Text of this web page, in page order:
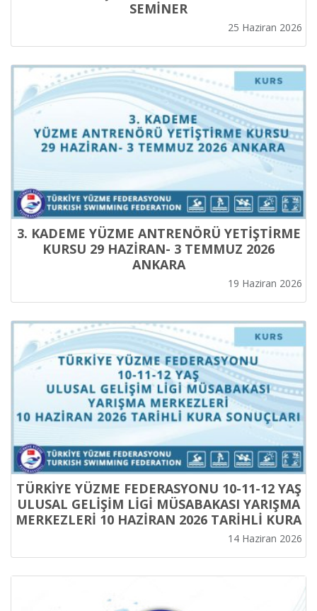
SEMİNER
25 Haziran 2026
3. KADEME YÜZME ANTRENÖRÜ YETİŞTİRME
KURSU 29 HAZİRAN- 3 TEMMUZ 2026
ANKARA
19 Haziran 2026
TÜRKİYE YÜZME FEDERASYONU 10-11-12 YAŞ
ULUSAL GELİŞİM LİGİ MÜSABAKASI YARIŞMA
MERKEZLERİ 10 HAZİRAN 2026 TARİHLİ KURA
14 Haziran 2026